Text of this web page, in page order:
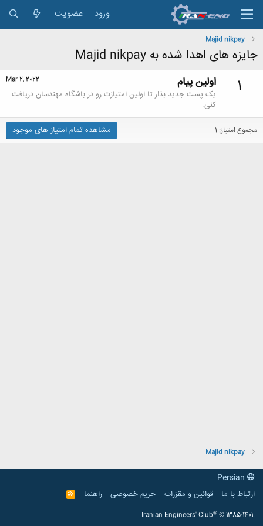
ورود عضویت
Majid nikpay
جایزه های اهدا شده به Majid nikpay
1
Mar 2, 2022 اولین پیام
یک پست جدید بذار تا اولین امتیازت رو در باشگاه مهندسان دریافت
کنی.
مجموع امتیاز: 1 مشاهده تمام امتیاز های موجود
Majid nikpay
ارتباط با ما
قوانین و مقرّرات حریم خصوصی راهنما
R
S
Iranian Engineers' Club® © 1385-1401.